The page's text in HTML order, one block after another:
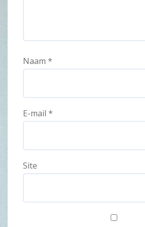
Naam *
E-mail *
Site